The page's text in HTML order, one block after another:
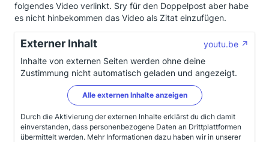
folgendes Video verlinkt. Sry für den Doppelpost aber habe
es nicht hinbekommen das Video als Zitat einzufügen.
Externer Inhalt
youtu.be
Inhalte von externen Seiten werden ohne deine
Zustimmung nicht automatisch geladen und angezeigt.
Alle externen Inhalte anzeigen
Durch die Aktivierung der externen Inhalte erklärst du dich damit
einverstanden, dass personenbezogene Daten an Drittplattformen
übermittelt werden. Mehr Informationen dazu haben wir in unserer